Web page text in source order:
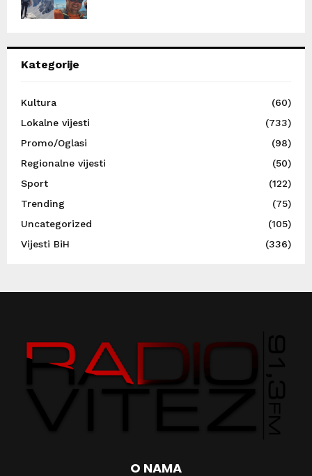
Kategorije
Kultura
(60)
Lokalne vijesti
(733)
Promo/Oglasi
(98)
Regionalne vijesti
(50)
Sport
(122)
Trending
(75)
Uncategorized
(105)
Vijesti BiH
(336)
O NAMA